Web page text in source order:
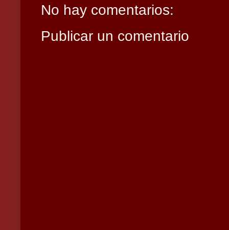
No hay comentarios:
Publicar un comentario